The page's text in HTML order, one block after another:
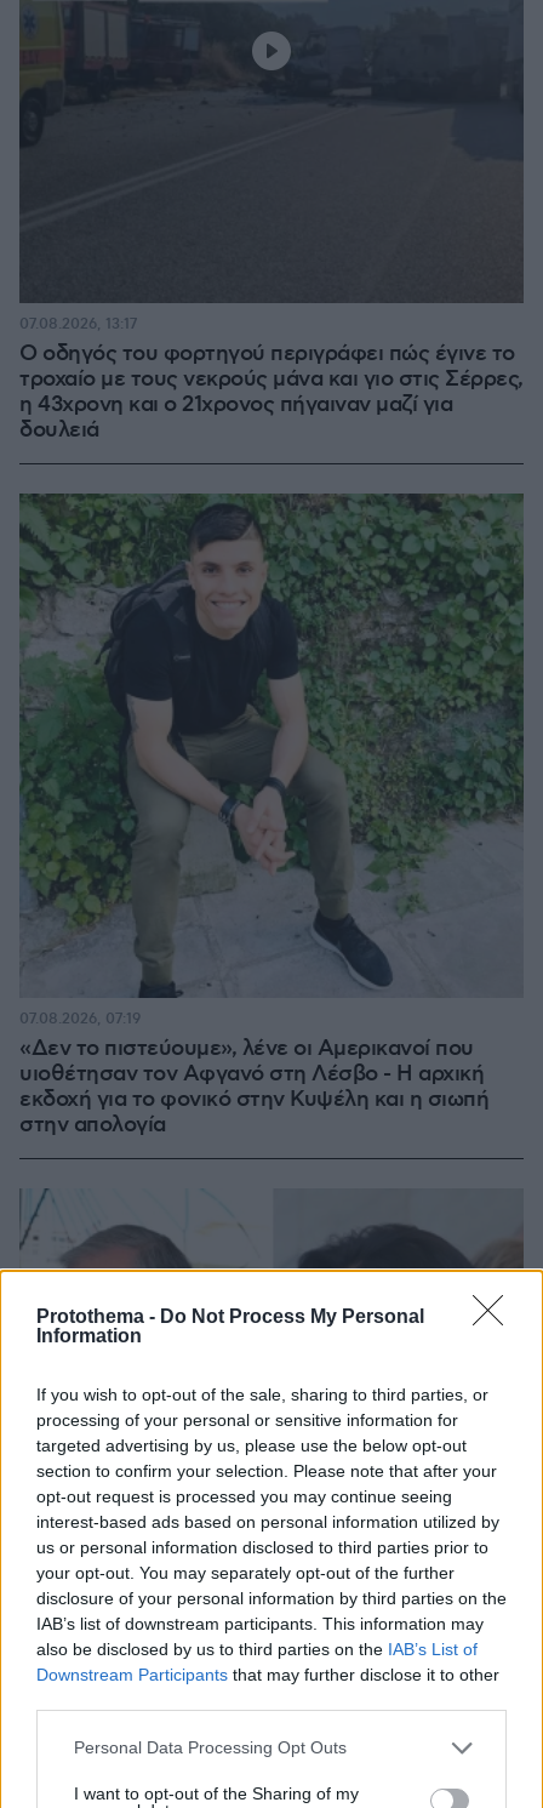
Protothema - Do Not Process My Personal
Information
If you wish to opt-out of the sale, sharing to third parties, or
processing of your personal or sensitive information for
targeted advertising by us, please use the below opt-out
section to confirm your selection. Please note that after your
opt-out request is processed you may continue seeing
interest-based ads based on personal information utilized by
us or personal information disclosed to third parties prior to
your opt-out. You may separately opt-out of the further
disclosure of your personal information by third parties on the
IAB’s list of downstream participants. This information may
also be disclosed by us to third parties on the IAB’s List of
Downstream Participants that may further disclose it to other
Please note that this website/app uses one or more Google
not limited to your visit or usage behaviour. You may click to
Personal Data Processing Opt Outs
I want to opt-out of the Sharing of my
Ο οδηγός του φορτηγού περιγράφει πώς έγινε το
τροχαίο με τους νεκρούς μάνα και γιο στις Σέρρες,
η 43χρονη και ο 21χρονος πήγαιναν μαζί για
δουλειά
07.08.2026, 13:17
«Δεν το πιστεύουμε», λένε οι Αμερικανοί που
υιοθέτησαν τον Αφγανό στη Λέσβο - Η αρχική
εκδοχή για το φονικό στην Κυψέλη και η σιωπή
στην απολογία
07.08.2026, 07:19
Στο Α΄ Νεκροταφείο το μνημόσυνο για τον έναν
07.08.2026, 10:26